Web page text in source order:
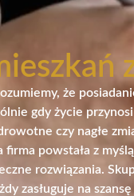
że
gdy życie
czy nagłe
powstała z
rozwiązania.
zasługuje na